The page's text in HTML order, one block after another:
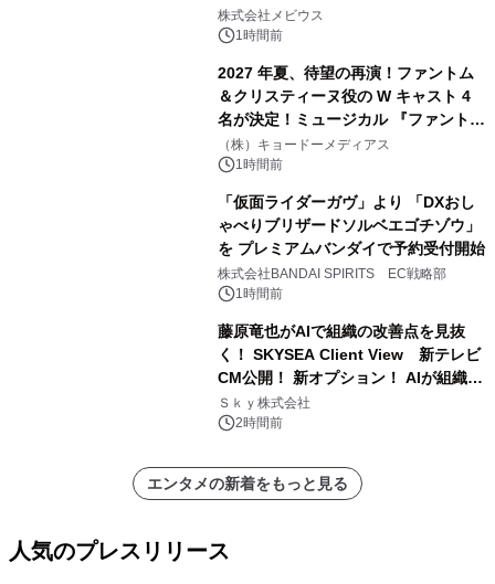
配信開始！
株式会社メビウス
1時間前
2027 年夏、待望の再演！ファントム
＆クリスティーヌ役の W キャスト 4
名が決定！ミュージカル 『ファント
ム』
（株）キョードーメディアス
1時間前
「仮面ライダーガヴ」より 「DXおし
ゃべりブリザードソルベエゴチゾウ」
を プレミアムバンダイで予約受付開始
株式会社BANDAI SPIRITS EC戦略部
1時間前
藤原竜也がAIで組織の改善点を見抜
く！ SKYSEA Client View 新テレビ
CM公開！ 新オプション！ AIが組織の
業務実態を分析し労務改善を支援。 藤
原竜也メイキング動画公開 「もしAIが
る自信がある」「昨年の夏はカブトム
シを捕まえたり、虫と戦ったり…」
Ｓｋｙ株式会社
2時間前
エンタメの新着をもっと見る
人気のプレスリリース